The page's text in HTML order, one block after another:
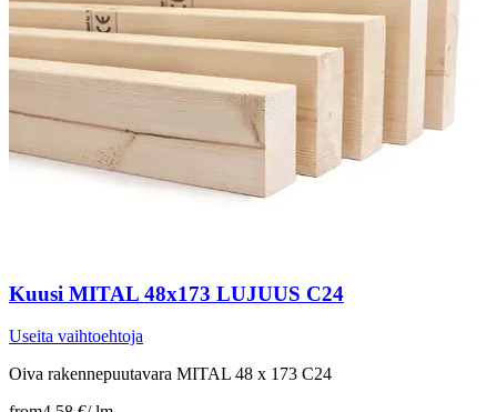
Kuusi MITAL 48x173 LUJUUS C24
Useita vaihtoehtoja
Oiva rakennepuutavara MITAL 48 x 173 C24